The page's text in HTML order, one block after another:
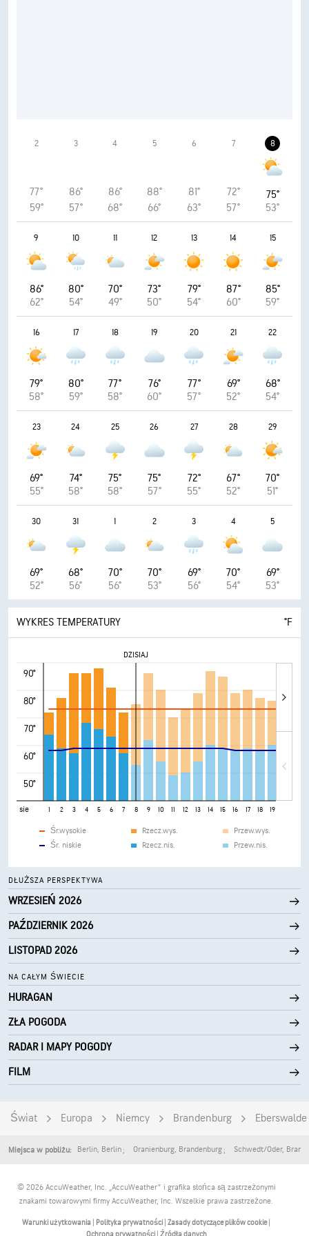
2
77°
59°
3
86°
57°
4
86°
68°
5
88°
66°
6
81°
63°
7
72°
57°
8
75°
53°
9
86°
62°
10
80°
54°
11
70°
49°
12
73°
50°
13
79°
54°
14
87°
60°
15
85°
59°
16
79°
58°
17
80°
59°
18
77°
58°
19
76°
60°
20
77°
57°
21
69°
52°
22
68°
54°
23
69°
55°
24
74°
58°
25
75°
58°
26
75°
57°
27
72°
55°
28
67°
52°
29
70°
51°
30
69°
52°
31
68°
56°
1
70°
56°
2
70°
53°
3
69°
56°
4
70°
54°
5
69°
53°
WYKRES TEMPERATURY °F
90°
80°
70°
60°
50°
sie
DZISIAJ
1 2 3 4 5 6 7 8 9 10 11 12 13 14 15 16 17 18 19
Śr.wysokie
Śr. niskie
Rzecz.wys.
Rzecz.nis.
Przew.wys.
Przew.nis.
DŁUŻSZA PERSPEKTYWA
WRZESIEŃ 2026
PAŹDZIERNIK 2026
LISTOPAD 2026
NA CAŁYM ŚWIECIE
HURAGAN
ZŁA POGODA
RADAR I MAPY POGODY
FILM
Świat Europa Niemcy Brandenburg Eberswalde
Miejsca w pobliżu: Berlin, Berlin Oranienburg, Brandenburg Schwedt/Oder,
© 2026 AccuWeather, Inc. „AccuWeather” i grafika słońca są zastrzeżonymi
znakami towarowymi firmy AccuWeather, Inc. Wszelkie prawa zastrzeżone.
Warunki użytkowania Polityka prywatności Zasady dotyczące plików cookie